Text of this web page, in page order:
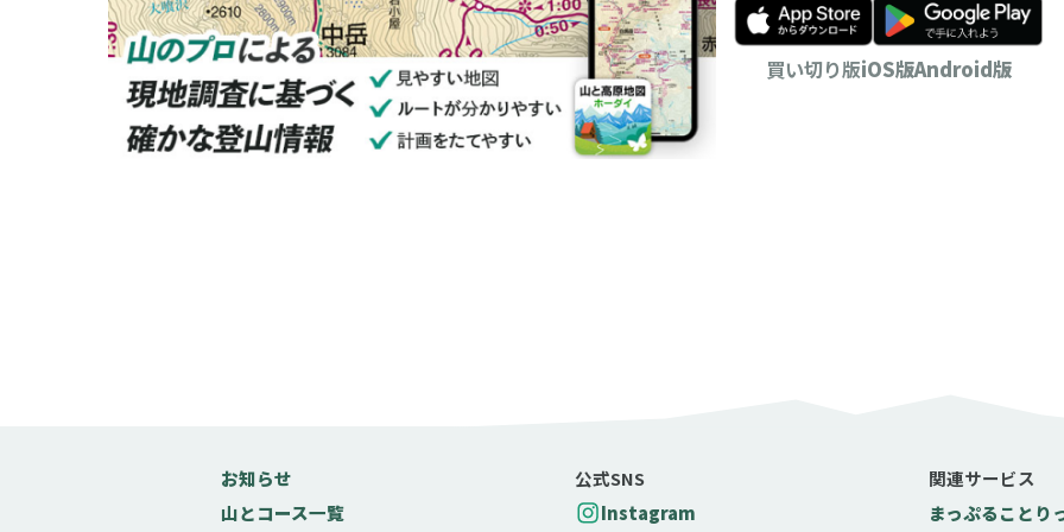
買い切り版iOS版Android版
お知らせ
山とコース一覧
公式SNS
Instagram
関連サービス
まっぷることり